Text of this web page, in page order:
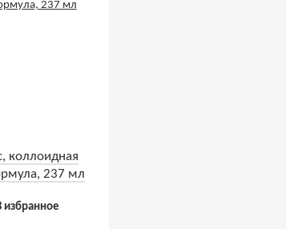
коллоидная
237 мл
избранное